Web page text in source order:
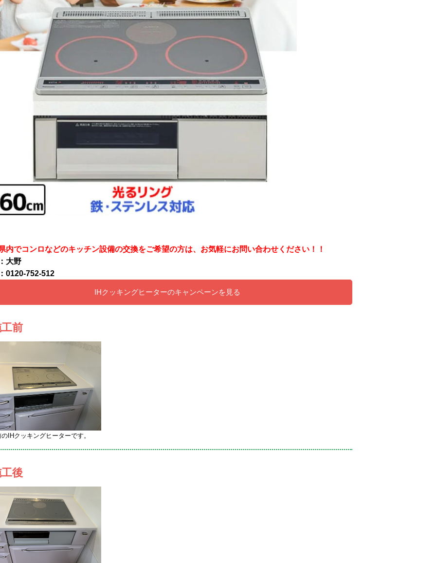
内でコンロなどのキッチン設備の交換をご希望の方は、お気軽にお問い合わせください！！
大野
0120-752-512
IHクッキングヒーターのキャンペーンを見る
前
IHクッキングヒーターです。
後